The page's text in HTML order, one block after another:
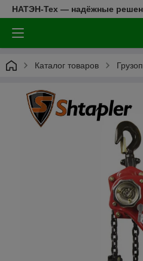
НАТЭН-Тех — надёжные
Каталог товаров